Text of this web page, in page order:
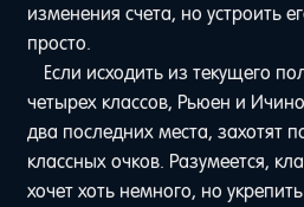
изменения счета, но устроить
просто.
Если исходить из текущего
четырех классов, Рьюен и
два последних места, захотят
классных очков. Разумеется,
хочет хоть немного, но